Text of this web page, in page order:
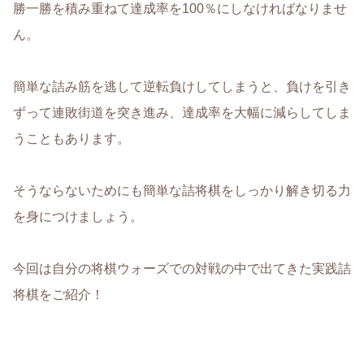
勝一勝を積み重ねて達成率を100％にしなければなりませ
ん。
簡単な詰み筋を逃して逆転負けしてしまうと、負けを引き
ずって連敗街道を突き進み、達成率を大幅に減らしてしま
うこともあります。
そうならないためにも簡単な詰将棋をしっかり解き切る力
を身につけましょう。
今回は自分の将棋ウォーズでの対戦の中で出てきた実践詰
将棋をご紹介！